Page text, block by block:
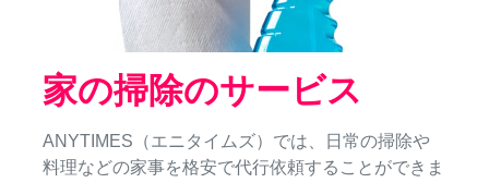
家の掃除のサービス
ANYTIMES（エニタイムズ）では、日常の掃除や
料理などの家事を格安で代行依頼することができま